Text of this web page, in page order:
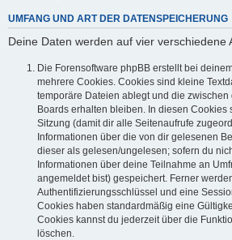
UMFANG UND ART DER DATENSPEICHERUNG
Deine Daten werden auf vier verschiedene
Die Forensoftware phpBB erstellt bei
mehrere Cookies. Cookies sind kleine
temporäre Dateien ablegt und die
Boards erhalten bleiben. In diesen Cookies
Sitzung (damit dir alle Seitenaufrufe
Informationen über die von dir gelesenen
dieser als gelesen/ungelesen; sofern du
Informationen über deine Teilnahme an
angemeldet bist) gespeichert. Ferner
Authentifizierungsschlüssel und eine
Cookies haben standardmäßig eine
Cookies kannst du jederzeit über die
löschen.